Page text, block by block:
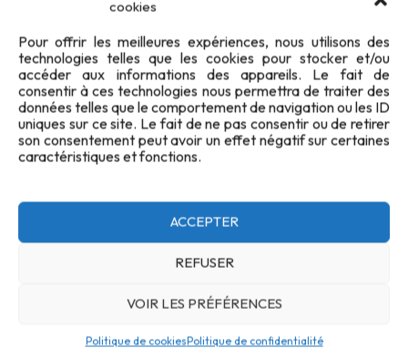
cookies
Pour offrir les meilleures expériences, nous utilisons des
technologies telles que les cookies pour stocker et/ou
accéder aux informations des appareils. Le fait de
consentir à ces technologies nous permettra de traiter des
données telles que le comportement de navigation ou les ID
uniques sur ce site. Le fait de ne pas consentir ou de retirer
son consentement peut avoir un effet négatif sur certaines
caractéristiques et fonctions.
ACCEPTER
REFUSER
VOIR LES PRÉFÉRENCES
Politique de cookiesPolitique de confidentialité
Confidentialité Cookies FAQ
Plan du site
Contact